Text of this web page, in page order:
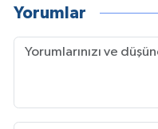
Yorumlar